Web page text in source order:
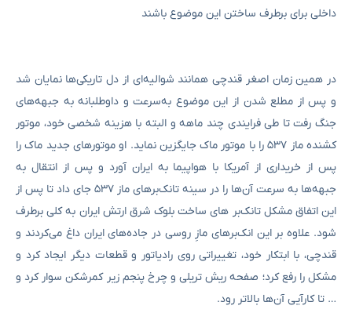
داخلی برای برطرف ساختن این موضوع باشند
در همین زمان اصغر قندچی همانند شوالیه‌ای از دل تاریکی‌ها نمایان شد
و پس از مطلع شدن از این موضوع به‌سرعت و داوطلبانه به جبهه‌های
جنگ رفت تا طی فرایندی چند ماهه و البته با هزینه شخصی خود، موتور
کشنده ماز ۵۳۷ را با موتور ماک جایگزین نماید. او موتورهای جدید ماک را
پس از خریداری از آمریکا با هواپیما به ایران آورد و پس از انتقال به
جبهه‌ها به سرعت آن‌ها را در سینه تانک‌برهای ماز ۵۳۷ جای داد تا پس از
این اتفاق مشکل تانک‌بر های ساخت بلوک شرق ارتش ایران به کلی برطرف
شود. علاوه بر این‌ انک‌برهای مازِ روسی در جاده‌های ایران داغ می‌کردند و
قندچی، با ابتکار خود، تغییراتی روی رادیاتور و قطعات دیگر ایجاد کرد و
مشکل را رفع کرد؛ صفحه ریش تریلی و چرخ پنجم زیر کمرشکن سوار کرد و
… تا کارآیی آن‌ها بالاتر رود.